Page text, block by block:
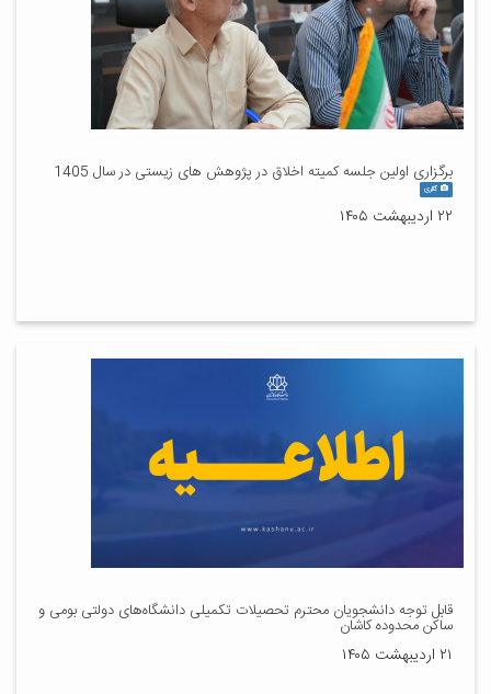
برگزاری اولین جلسه کمیته اخلاق در پژوهش های زیستی در سال 1405
گالری
۲۲ اردیبهشت ۱۴۰۵
قابل توجه دانشجویان محترم تحصیلات تکمیلی دانشگاه‌های دولتی بومی و
ساکن محدوده کاشان
۲۱ اردیبهشت ۱۴۰۵